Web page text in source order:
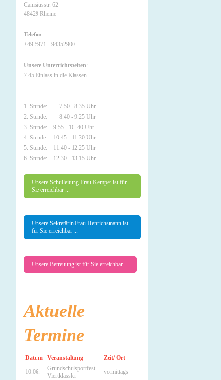
Canisiusstr. 62
48429 Rheine
Telefon
+49 5971 - 94352900
Unsere Unterrichtszeiten:
7.45 Einlass in die Klassen
1. Stunde: 7.50 - 8.35 Uhr
2. Stunde: 8.40 - 9.25 Uhr
3. Stunde: 9.55 - 10..40 Uhr
4. Stunde: 10.45 - 11.30 Uhr
5. Stunde: 11.40 - 12.25 Uhr
6. Stunde: 12.30 - 13.15 Uhr
Unsere Schulleitung Frau Kemper ist für
Sie erreichbar ...
Unsere Sekretärin Frau Henrichsmann ist
für Sie erreichbar ...
Unsere Betreuung ist für Sie erreichbar ...
Aktuelle
Termine
Datum Veranstaltung Zeit/ Ort
10.06.
Grundschulsportfest
Viertklässler
vormittags